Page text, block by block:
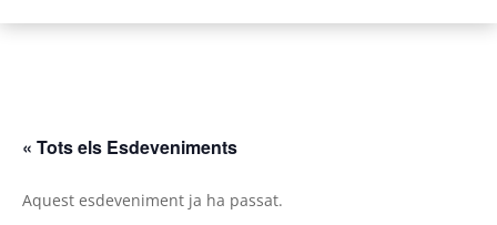
« Tots els Esdeveniments
Aquest esdeveniment ja ha passat.